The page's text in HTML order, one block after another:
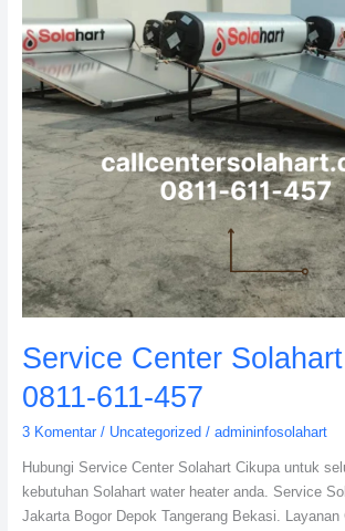
Service Center
0811-611-457
3 Komentar / Uncategorized/ admininfosolahart
Hubungi Service Center Solahart Cikupa untuk
kebutuhan Solahart water heater anda. Service
Jakarta Bogor Depok Tangerang Bekasi. Layanan
457